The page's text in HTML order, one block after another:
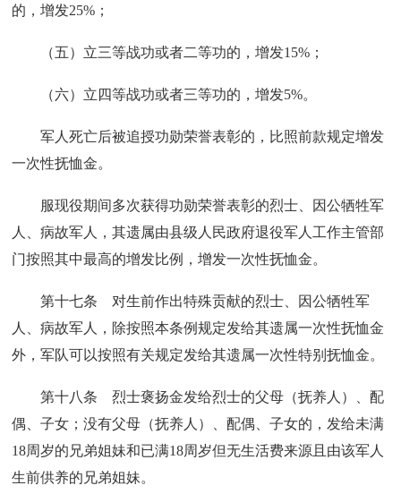
的，增发25%；
（五）立三等战功或者二等功的，增发15%；
（六）立四等战功或者三等功的，增发5%。
军人死亡后被追授功勋荣誉表彰的，比照前款规定增发
一次性抚恤金。
服现役期间多次获得功勋荣誉表彰的烈士、因公牺牲军
人、病故军人，其遗属由县级人民政府退役军人工作主管部
门按照其中最高的增发比例，增发一次性抚恤金。
第十七条 对生前作出特殊贡献的烈士、因公牺牲军
人、病故军人，除按照本条例规定发给其遗属一次性抚恤金
外，军队可以按照有关规定发给其遗属一次性特别抚恤金。
第十八条 烈士褒扬金发给烈士的父母（抚养人）、配
偶、子女；没有父母（抚养人）、配偶、子女的，发给未满
18周岁的兄弟姐妹和已满18周岁但无生活费来源且由该军人
生前供养的兄弟姐妹。